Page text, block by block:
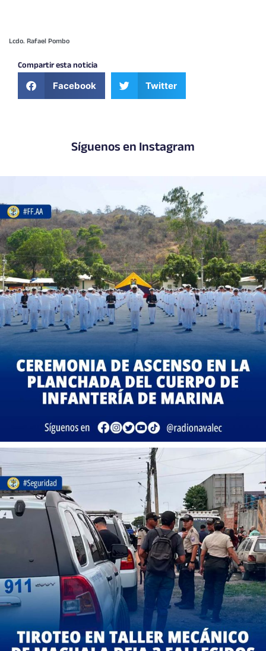
Lcdo. Rafael Pombo
Compartir esta noticia
Facebook Twitter
Síguenos en Instagram